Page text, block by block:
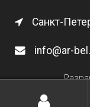
Санкт-
info@ar-